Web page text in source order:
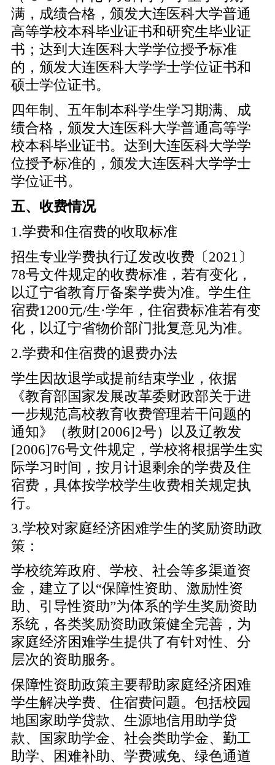
满，成绩合格，颁发大连医科大学普通
高等学校本科毕业证书和研究生毕业证
书；达到大连医科大学学位授予标准
的，颁发大连医科大学学士学位证书和
硕士学位证书。
四年制、五年制本科学生学习期满、成
绩合格，颁发大连医科大学普通高等学
校本科毕业证书。达到大连医科大学学
位授予标准的，颁发大连医科大学学士
学位证书。
五、收费情况
1.学费和住宿费的收取标准
招生专业学费执行辽发改收费〔2021〕
78号文件规定的收费标准，若有变化，
以辽宁省教育厅备案学费为准。学生住
宿费1200元/生·学年，住宿费标准若有变
化，以辽宁省物价部门批复意见为准。
2.学费和住宿费的退费办法
学生因故退学或提前结束学业，依据
《教育部国家发展改革委财政部关于进
一步规范高校教育收费管理若干问题的
通知》（教财[2006]2号）以及辽教发
[2006]76号文件规定，学校将根据学生实
际学习时间，按月计退剩余的学费及住
宿费，具体按学校学生收费相关规定执
行。
3.学校对家庭经济困难学生的奖励资助政
策：
学校统筹政府、学校、社会等多渠道资
金，建立了以“保障性资助、激励性资
助、引导性资助”为体系的学生奖励资助
系统，各类奖励资助政策健全完善，为
家庭经济困难学生提供了有针对性、分
层次的资助服务。
保障性资助政策主要帮助家庭经济困难
学生解决学费、住宿费问题。包括校园
地国家助学贷款、生源地信用助学贷
款、国家助学金、社会类助学金、勤工
助学、困难补助、学费减免、绿色通道